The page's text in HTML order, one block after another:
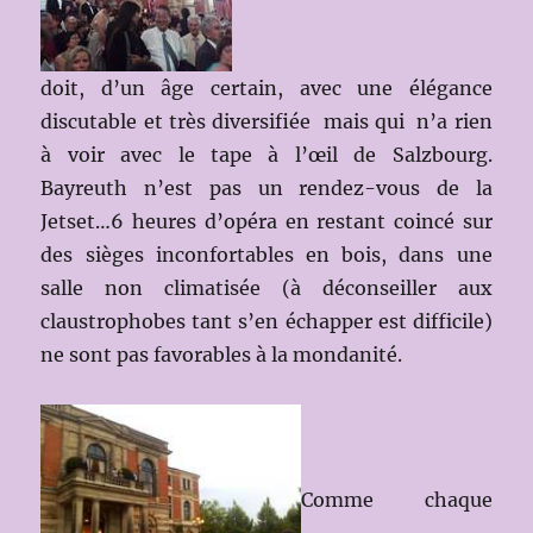
doit, d’un âge certain, avec une élégance
discutable et très diversifiée mais qui n’a rien
à voiravec le tape à l’œil de Salzbourg.
Bayreuth n’est pas un rendez-vous de la
Jetset…6 heures d’opéra en restant coincé sur
des sièges inconfortables en bois, dans une
salle non climatisée (à déconseiller aux
claustrophobes tant s’en échapper est difficile)
ne sont pas favorables à la mondanité.
Comme chaque